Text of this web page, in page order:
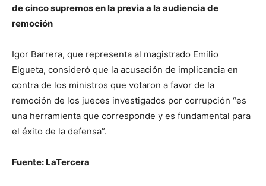
de cinco supremos en la previa a la audiencia de
remoción
Igor Barrera, que representa al magistrado Emilio
Elgueta, consideró que la acusación de implicancia en
contra de los ministros que votaron a favor de la
remoción de los jueces investigados por corrupción “es
una herramienta que corresponde y es fundamental para
el éxito de la defensa”.
Fuente: LaTercera